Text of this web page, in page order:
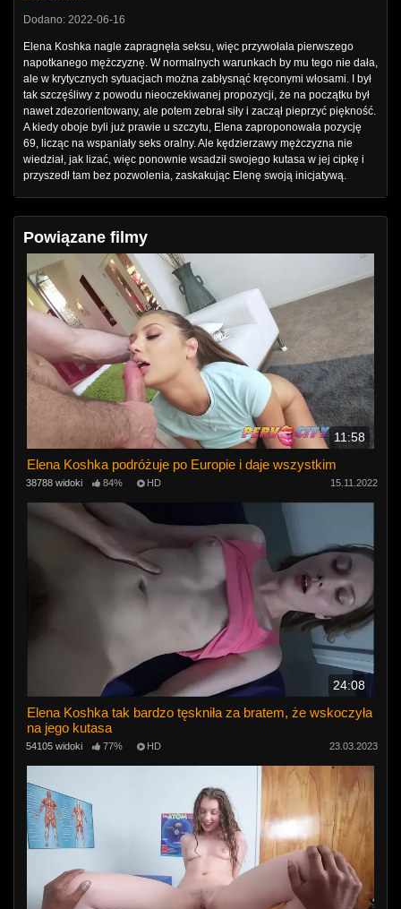
Dodano: 2022-06-16
Elena Koshka nagle zapragnęła seksu, więc przywołała pierwszego
napotkanego mężczyznę. W normalnych warunkach by mu tego nie dała,
ale w krytycznych sytuacjach można zabłysnąć kręconymi włosami. I był
tak szczęśliwy z powodu nieoczekiwanej propozycji, że na początku był
nawet zdezorientowany, ale potem zebrał siły i zaczął pieprzyć piękność.
A kiedy oboje byli już prawie u szczytu, Elena zaproponowała pozycję
69, licząc na wspaniały seks oralny. Ale kędzierzawy mężczyzna nie
wiedział, jak lizać, więc ponownie wsadził swojego kutasa w jej cipkę i
przyszedł tam bez pozwolenia, zaskakując Elenę swoją inicjatywą.
Powiązane filmy
11:58
Elena Koshka podróżuje po Europie i daje wszystkim
38788 widoki 84% HD 15.11.2022
24:08
Elena Koshka tak bardzo tęskniła za bratem, że wskoczyła
na jego kutasa
54105 widoki 77% HD 23.03.2023